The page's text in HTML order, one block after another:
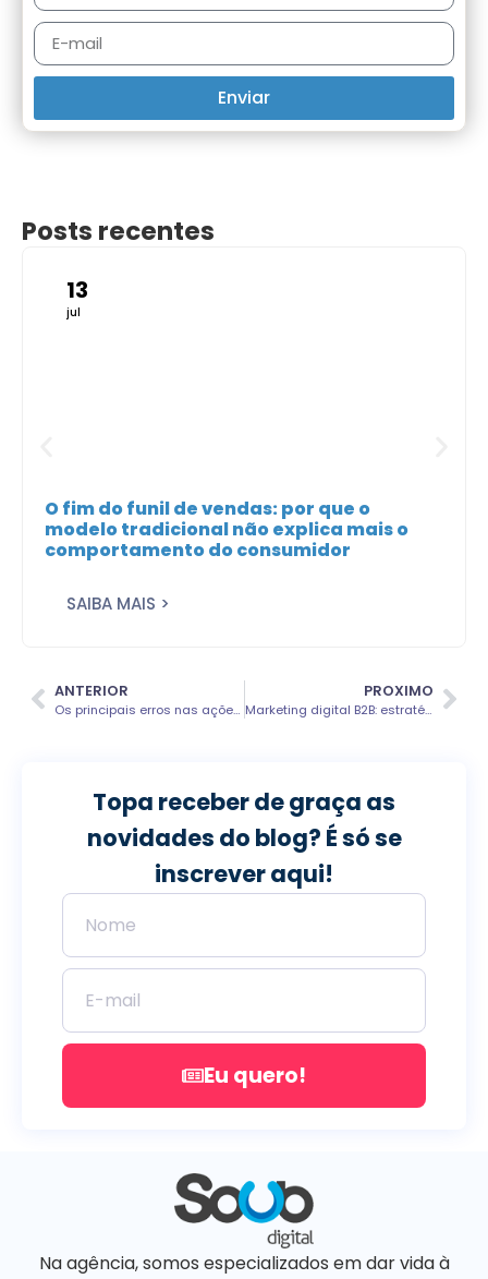
Enviar
Posts recentes
13
jul
O fim do funil de vendas: por que o
modelo tradicional não explica mais o
comportamento do consumidor
SAIBA MAIS >
ANTERIOR
Os principais erros nas ações de marketing: como evitá-los?
PROXIMO
Marketing digital B2B: estratégias para conseguir mais clientes
Topa receber de graça as
novidades do blog? É só se
inscrever aqui!
Eu quero!
Na agência, somos especializados em dar vida à